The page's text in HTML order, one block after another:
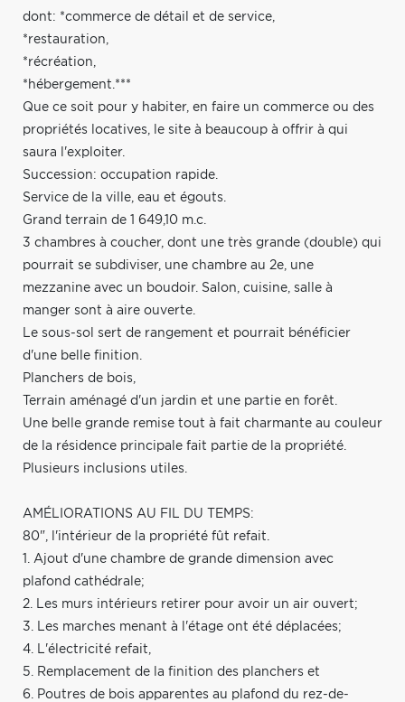
dont: *commerce de détail et de service,
*restauration,
*récréation,
*hébergement.***
Que ce soit pour y habiter, en faire un commerce ou des
propriétés locatives, le site à beaucoup à offrir à qui
saura l'exploiter.
Succession: occupation rapide.
Service de la ville, eau et égouts.
Grand terrain de 1 649,10 m.c.
3 chambres à coucher, dont une très grande (double) qui
pourrait se subdiviser, une chambre au 2e, une
mezzanine avec un boudoir. Salon, cuisine, salle à
manger sont à aire ouverte.
Le sous-sol sert de rangement et pourrait bénéficier
d'une belle finition.
Planchers de bois,
Terrain aménagé d'un jardin et une partie en forêt.
Une belle grande remise tout à fait charmante au couleur
de la résidence principale fait partie de la propriété.
Plusieurs inclusions utiles.
AMÉLIORATIONS AU FIL DU TEMPS:
80", l'intérieur de la propriété fût refait.
1. Ajout d'une chambre de grande dimension avec
plafond cathédrale;
2. Les murs intérieurs retirer pour avoir un air ouvert;
3. Les marches menant à l'étage ont été déplacées;
4. L'électricité refait,
5. Remplacement de la finition des planchers et
6. Poutres de bois apparentes au plafond du rez-de-